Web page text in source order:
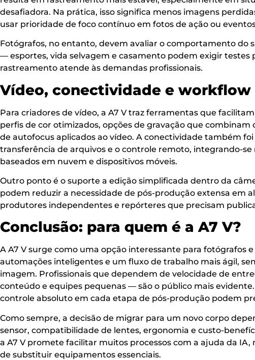
desafiadora. Na prática, isso significa menos imagens
usar prioridade de foco contínuo em fotos de ação ou
Fotógrafos, no entanto, devem avaliar o comportamento do
— esportes, vida selvagem e casamento podem exigir testes
rastreamento atende às demandas profissionais.
Vídeo, conectividade e workflow
Para criadores de vídeo, a A7 V traz ferramentas que
perfis de cor otimizados, opções de gravação que combinam
de autofocus aplicados ao vídeo. A conectividade também
transferência de arquivos e o controle remoto, integrando-
baseados em nuvem e dispositivos móveis.
Outro ponto é o suporte a edição simplificada dentro da
podem reduzir a necessidade de pós-produção extensa em
produtores independentes e repórteres que precisam
Conclusão: para quem é a A7 V?
A A7 V surge como uma opção interessante para fotógrafos
automações inteligentes e um fluxo de trabalho mais ágil,
imagem. Profissionais que dependem de velocidade de
conteúdo e equipes pequenas — são o público mais
controle absoluto em cada etapa de pós-produção podem
Como sempre, a decisão de migrar para um novo corpo
sensor, compatibilidade de lentes, ergonomia e custo-
a A7 V promete facilitar muitos processos com a ajuda da
de substituir equipamentos essenciais.